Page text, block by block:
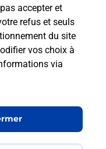
accepter et
refus et seuls
du site
vos choix à
via
posées
ce que